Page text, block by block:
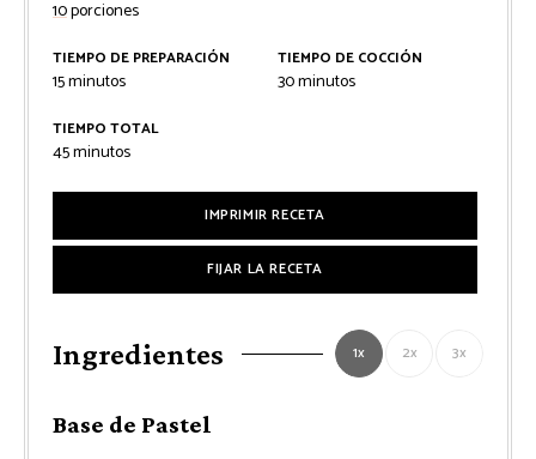
10porciones
TIEMPO DE PREPARACIÓN
15minutos
minutos
TIEMPO DE COCCIÓN
30minutos
minutos
TIEMPO TOTAL
45minutos
minutos
IMPRIMIR RECETA
FIJAR LA RECETA
Ingredientes 1x 2x 3x
Base de Pastel